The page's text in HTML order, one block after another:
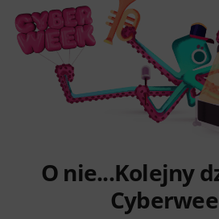
O nie...Kolejny